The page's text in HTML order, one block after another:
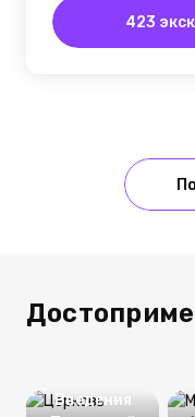
423
Введения